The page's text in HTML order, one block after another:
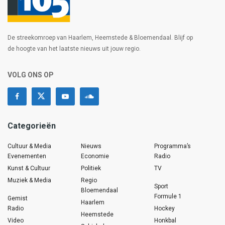
De streekomroep van Haarlem, Heemstede & Bloemendaal. Blijf op
de hoogte van het laatste nieuws uit jouw regio.
VOLG ONS OP
Categorieën
Cultuur & Media
Evenementen
Kunst & Cultuur
Muziek & Media
Gemist
Radio
Video
Nieuws
Economie
Politiek
Regio
Bloemendaal
Haarlem
Heemstede
Programma’s
Radio
TV
Sport
Formule 1
Hockey
Honkbal